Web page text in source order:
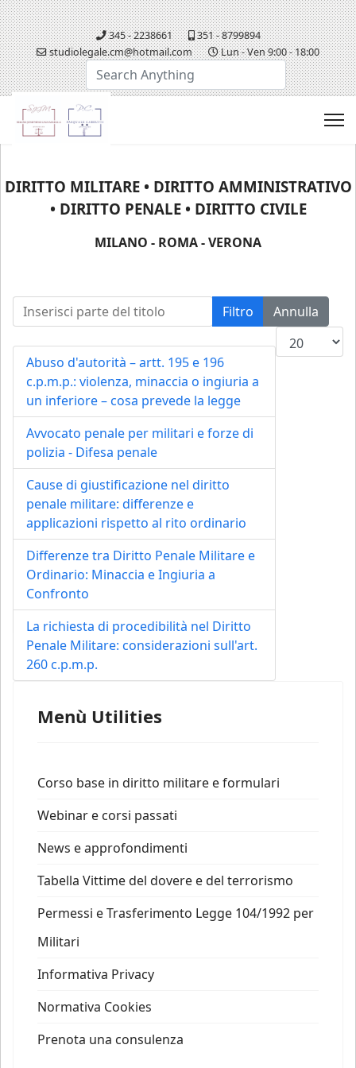
345 - 2238661
351 - 8799894
studiolegale.cm@hotmail.com
Lun - Ven 9:00 - 18:00
DIRITTO MILITARE • DIRITTO AMMINISTRATIVO
• DIRITTO PENALE • DIRITTO CIVILE
MILANO - ROMA - VERONA
Inserisci parte del titolo Filtro
Annulla
Visualizza n.
Abuso d'autorità – artt. 195 e 196
c.p.m.p.: violenza, minaccia o ingiuria a
un inferiore – cosa prevede la legge
Avvocato penale per militari e forze di
polizia - Difesa penale
Cause di giustificazione nel diritto
penale militare: differenze e
applicazioni rispetto al rito ordinario
Differenze tra Diritto Penale Militare e
Ordinario: Minaccia e Ingiuria a
Confronto
La richiesta di procedibilità nel Diritto
Penale Militare: considerazioni sull'art.
260 c.p.m.p.
Menù Utilities
Corso base in diritto militare e formulari
Webinar e corsi passati
News e approfondimenti
Tabella Vittime del dovere e del terrorismo
Permessi e Trasferimento Legge 104/1992 per
Militari
Informativa Privacy
Normativa Cookies
Prenota una consulenza